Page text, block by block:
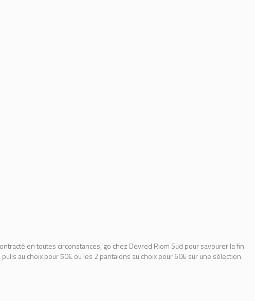
en toutes circonstances, go chez Devred Riom Sud pour savourer la fin
au choix pour 50€ ou les 2 pantalons au choix pour 60€ sur une sélection